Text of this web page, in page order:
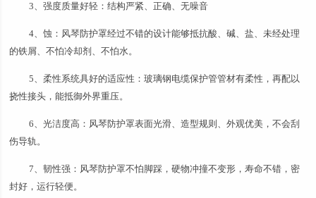
3、强度质量好轻：结构严紧、正确、无噪音
4、蚀：风琴防护罩经过不错的设计能够抵抗酸、碱、盐、未经处理
的铁屑、不怕冷却剂、不怕水。
5、柔性系统具好的适应性：玻璃钢电缆保护管管材有柔性，再配以
挠性接头，能抵御外界重压。
6、光洁度高：风琴防护罩表面光滑、造型规则、外观优美，不会刮
伤导轨。
7、韧性强：风琴防护罩不怕脚踩，硬物冲撞不变形，寿命不错，密
封好，运行轻便。